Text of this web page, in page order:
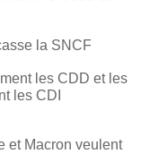
la SNCF
les CDD et les
les CDI
et Macron veulent